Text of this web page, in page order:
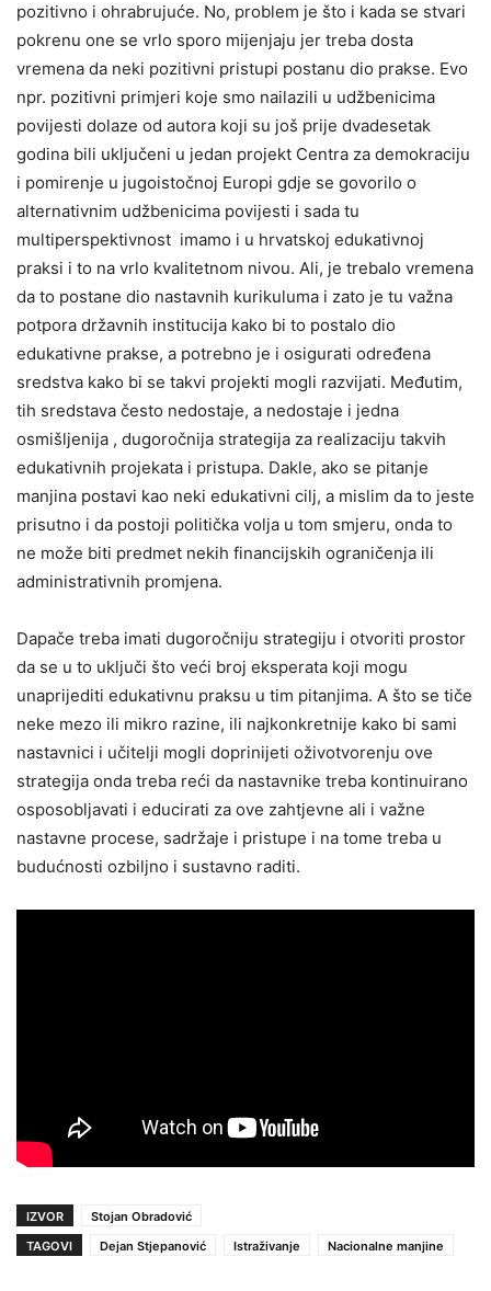
pozitivno i ohrabrujuće. No, problem je što i kada se stvari
pokrenu one se vrlo sporo mijenjaju jer treba dosta
vremena da neki pozitivni pristupi postanu dio prakse. Evo
npr. pozitivni primjeri koje smo nailazili u udžbenicima
povijesti dolaze od autora koji su još prije dvadesetak
godina bili uključeni u jedan projekt Centra za demokraciju
i pomirenje u jugoistočnoj Europi gdje se govorilo o
alternativnim udžbenicima povijesti i sada tu
multiperspektivnost imamo i u hrvatskoj edukativnoj
praksi i to na vrlo kvalitetnom nivou. Ali, je trebalo vremena
da to postane dio nastavnih kurikuluma i zato je tu važna
potpora državnih institucija kako bi to postalo dio
edukativne prakse, a potrebno je i osigurati određena
sredstva kako bi se takvi projekti mogli razvijati. Međutim,
tih sredstava često nedostaje, a nedostaje i jedna
osmišljenija , dugoročnija strategija za realizaciju takvih
edukativnih projekata i pristupa. Dakle, ako se pitanje
manjina postavi kao neki edukativni cilj, a mislim da to jeste
prisutno i da postoji politička volja u tom smjeru, onda to
ne može biti predmet nekih financijskih ograničenja ili
administrativnih promjena.
Dapače treba imati dugoročniju strategiju i otvoriti prostor
da se u to uključi što veći broj eksperata koji mogu
unaprijediti edukativnu praksu u tim pitanjima. A što se tiče
neke mezo ili mikro razine, ili najkonkretnije kako bi sami
nastavnici i učitelji mogli doprinijeti oživotvorenju ove
strategija onda treba reći da nastavnike treba kontinuirano
osposobljavati i educirati za ove zahtjevne ali i važne
nastavne procese, sadržaje i pristupe i na tome treba u
budućnosti ozbiljno i sustavno raditi.
IZVOR
Stojan Obradović
TAGOVI
Dejan Stjepanović Istraživanje Nacionalne manjine